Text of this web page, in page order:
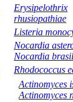
Erysipelothrix
rhusiopathiae
Listeria
Nocardia
Nocardia
Rhodococcus
Actinomyces
Actinomyces